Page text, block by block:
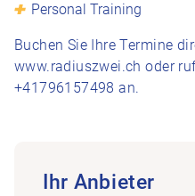
Personal Training
Buchen Sie Ihre Termine
www.radiuszwei.ch oder
+41796157498 an.
Ihr Anbieter